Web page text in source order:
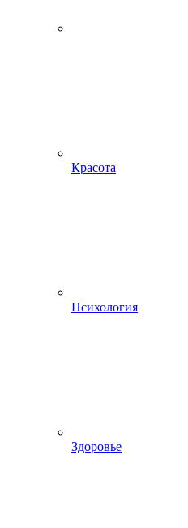
Красота
Психология
Здоровье